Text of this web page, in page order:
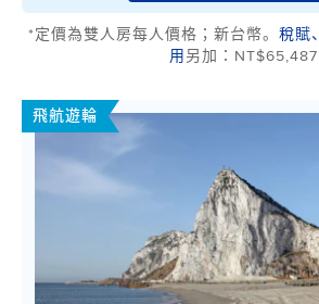
*定價為雙人房每人價格；新台幣。 稅賦
用 另加：NT$65,487
飛航遊輪